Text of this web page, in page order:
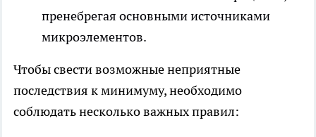
пренебрегая основными источниками
микроэлементов.
Чтобы свести возможные неприятные
последствия к минимуму, необходимо
соблюдать несколько важных правил: